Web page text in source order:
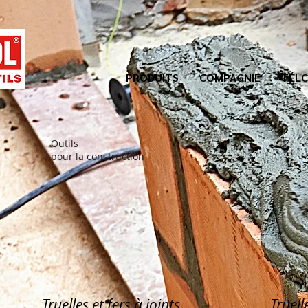
PRODUITS COMPAGNIE
Outils
pour la construction